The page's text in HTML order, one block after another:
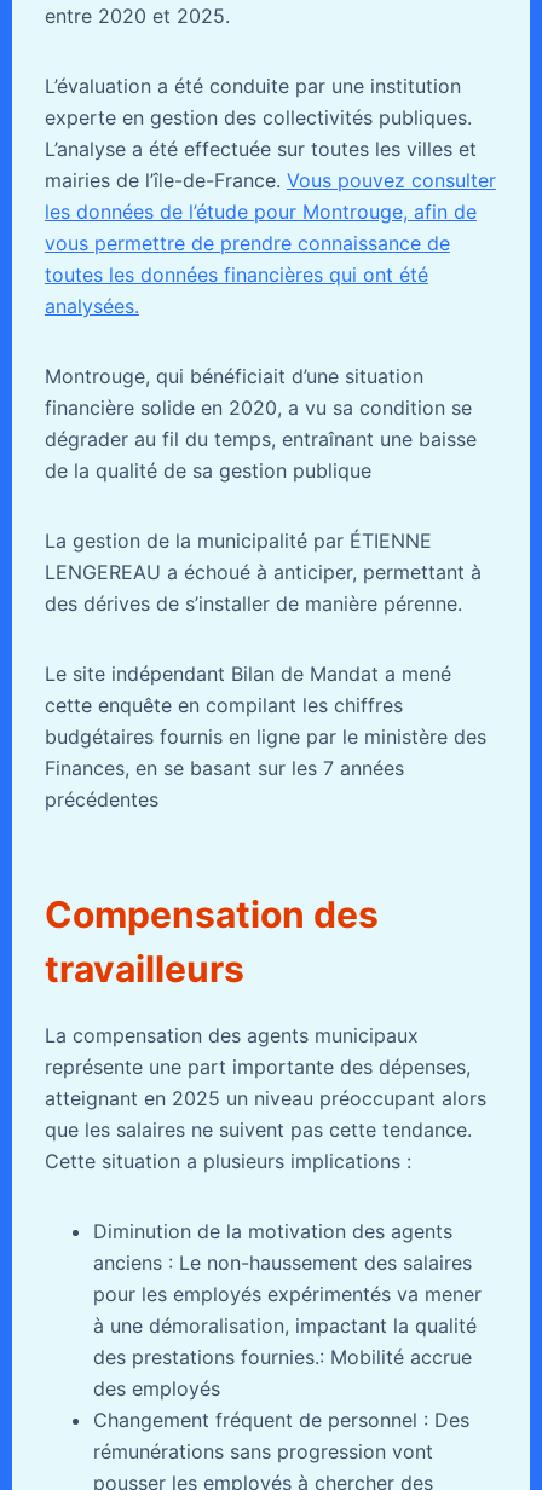
entre 2020 et 2025.
L’évaluation a été conduite par une institution
experte en gestion des collectivités publiques.
L’analyse a été effectuée sur toutes les villes et
mairies de l’île-de-France. Vous pouvez consulter
les données de l’étude pour Montrouge, afin de
vous permettre de prendre connaissance de
toutes les données financières qui ont été
analysées.
Montrouge, qui bénéficiait d’une situation
financière solide en 2020, a vu sa condition se
dégrader au fil du temps, entraînant une baisse
de la qualité de sa gestion publique
La gestion de la municipalité par ÉTIENNE
LENGEREAU a échoué à anticiper, permettant à
des dérives de s’installer de manière pérenne.
Le site indépendant Bilan de Mandat a mené
cette enquête en compilant les chiffres
budgétaires fournis en ligne par le ministère des
Finances, en se basant sur les 7 années
précédentes
Compensation des
travailleurs
La compensation des agents municipaux
représente une part importante des dépenses,
atteignant en 2025 un niveau préoccupant alors
que les salaires ne suivent pas cette tendance.
Cette situation a plusieurs implications :
Diminution de la motivation des agents
anciens : Le non-haussement des salaires
pour les employés expérimentés va mener
à une démoralisation, impactant la qualité
des prestations fournies.: Mobilité accrue
des employés
Changement fréquent de personnel : Des
rémunérations sans progression vont
pousser les employés à chercher des